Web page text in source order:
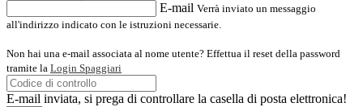
E-mail Verrà inviato un messaggio
all'indirizzo indicato con le istruzioni necessarie.
Non hai una e-mail associata al nome utente? Effettua il reset della password
tramite la Login Spaggiari
E-mail inviata, si prega di controllare la casella di posta elettronica!